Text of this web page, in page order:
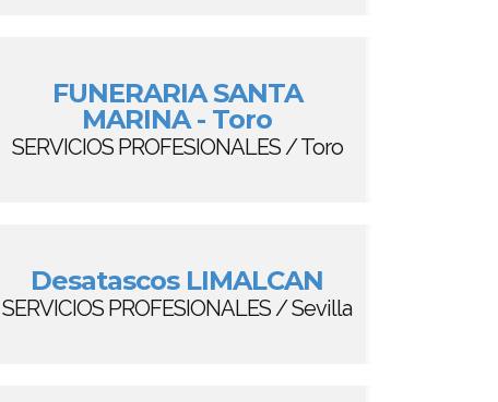
FUNERARIA SANTA
MARINA - Toro
SERVICIOS PROFESIONALES / Toro
Desatascos LIMALCAN
SERVICIOS PROFESIONALES / Sevilla